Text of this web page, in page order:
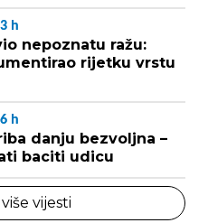
h
nepoznatu ražu:
rijetku vrstu
h
danju bezvoljna –
baciti udicu
vijesti